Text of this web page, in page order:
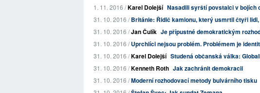
1. 11. 2016 /Karel Dolejší Nasadili syrští povstalci v bojích
31. 10. 2016 /Británie: Řidič kamionu, který usmrtil čtyři
31. 10. 2016 /Jan Čulík Je přípustné demokratickým
31. 10. 2016 /Uprchlíci nejsou problém. Problémem je
31. 10. 2016 /Karel Dolejší Studená občanská válka:
31. 10. 2016 /Kenneth Roth Jak zachránit demokracii
31. 10. 2016 /Moderní rozhodovací metody bulvárního tisku